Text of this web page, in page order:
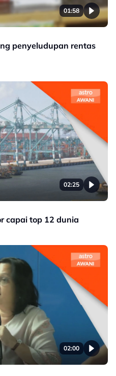
01:58
penyeludupan rentas
02:25
capai top 12 dunia
02:00